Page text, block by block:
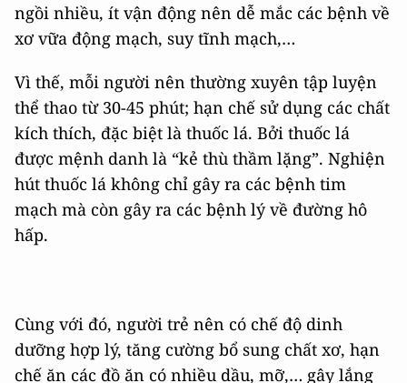
ngồi nhiều, ít vận động nên dễ mắc các bệnh về
xơ vữa động mạch, suy tĩnh mạch,…
Vì thế, mỗi người nên thường xuyên tập luyện
thể thao từ 30-45 phút; hạn chế sử dụng các chất
kích thích, đặc biệt là thuốc lá. Bởi thuốc lá
được mệnh danh là “kẻ thù thầm lặng”. Nghiện
hút thuốc lá không chỉ gây ra các bệnh tim
mạch mà còn gây ra các bệnh lý về đường hô
hấp.
Cùng với đó, người trẻ nên có chế độ dinh
dưỡng hợp lý, tăng cường bổ sung chất xơ, hạn
chế ăn các đồ ăn có nhiều dầu, mỡ,… gây lắng